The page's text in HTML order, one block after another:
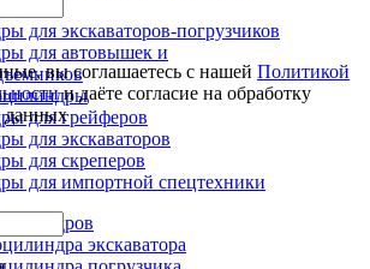
для экскаваторов-погрузчиков
для автовышек и
для грейферов
для экскаваторов
для скреперов
для импортной спецтехники
экскаватора
вы соглашаетесь с нашейПолитикой
и даёте согласие на обработку
данных